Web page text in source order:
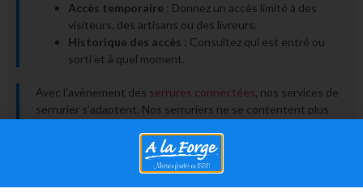
Accès temporaire : Donnez un accès limité à des
visiteurs, des artisans ou des livreurs.
Historique des accès : Consultez qui est entré ou
sorti et à quel moment.
Avec l’avènement des serrures connectées , nos services de
serrurier s’adaptent. Nos serruriers ne se contentent plus
sommes désormais formés pour installer, configurer et
dépanner ces dispositifs high-tech. Cela garantit ainsi une
installation professionnelle et une utilisation optimale.